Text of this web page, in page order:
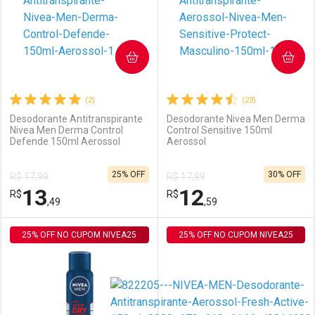
Comprar sem Desconto
Por R$ 12,19/cada
Comprar sem Desconto
Por R$ 12,19/cada
Comprar sem Desconto
Por R$ 12,20/cada
Comprar sem Desconto
Por R$ 12,20/cada
(2)
Desodorante Antitranspirante
Nivea Men Derma Control
Defende 150ml Aerossol
R$ 17,99
R$13,49
25% OFF
COMPRAR
FECHAR
Laboratório
FECHAR
Por Menos
(23)
Desodorante Nivea Men Derma
Control Sensitive 150ml
Aerossol
R$ 17,99
R$12,59
30% OFF
COMPRAR
Laboratório
Por Menos
25% OFF NO CUPOM NIVEA25 25% OFF NO CUPOM NIVEA25